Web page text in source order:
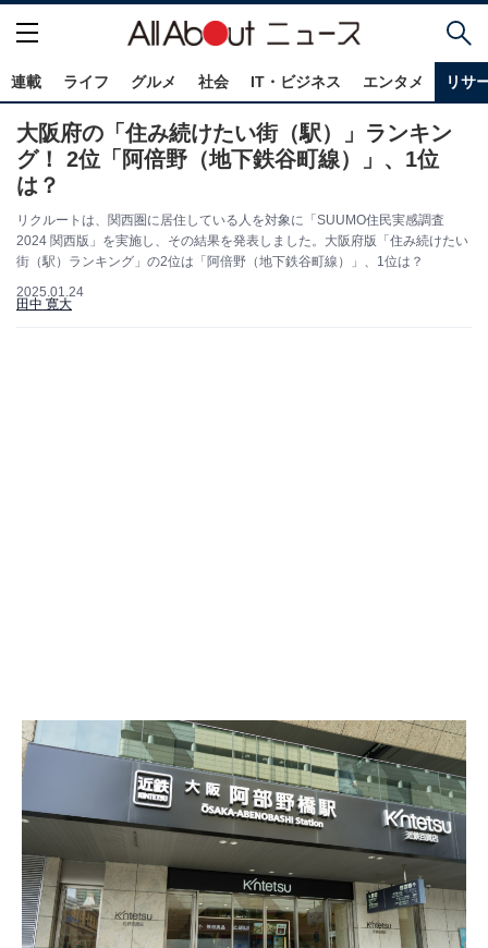
連載 ライフ グルメ 社会 IT・ビジネス エンタメ リサ
大阪府の「住み続けたい街（駅）」ランキン
グ！ 2位「阿倍野（地下鉄谷町線）」、1位
は？
リクルートは、関西圏に居住している人を対象に「SUUMO住民実感調査
2024 関西版」を実施し、その結果を発表しました。大阪府版「住み続けたい
街（駅）ランキング」の2位は「阿倍野（地下鉄谷町線）」、1位は？
2025.01.24
田中 寛大